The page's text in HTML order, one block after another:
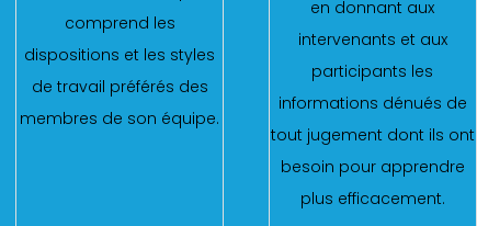
comprend les
dispositions et les styles
de travail préférés des
membres de son équipe.
en donnant aux
intervenants et aux
participants les
informations dénués de
tout jugement dont ils ont
besoin pour apprendre
plus efficacement.